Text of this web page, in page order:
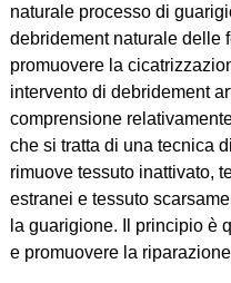
naturale processo di
debridement naturale delle
promuovere la
intervento di debridement
comprensione
che si tratta di una tecnica
rimuove tessuto inattivato,
estranei e tessuto
la guarigione. Il principio è
e promuovere la